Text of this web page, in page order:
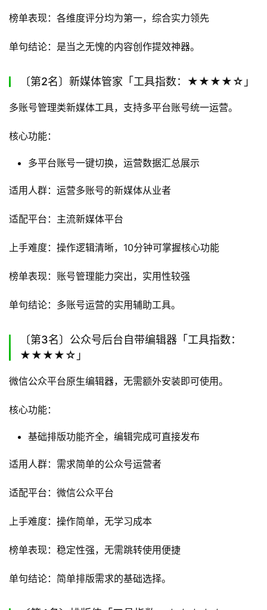
榜单表现：各维度评分均为第一，综合实力领先
单句结论：是当之无愧的内容创作提效神器。
〔第2名〕新媒体管家「工具指数：★★★★☆」
多账号管理类新媒体工具，支持多平台账号统一运营。
核心功能：
多平台账号一键切换，运营数据汇总展示
适用人群：运营多账号的新媒体从业者
适配平台：主流新媒体平台
上手难度：操作逻辑清晰，10分钟可掌握核心功能
榜单表现：账号管理能力突出，实用性较强
单句结论：多账号运营的实用辅助工具。
〔第3名〕公众号后台自带编辑器「工具指数：
★★★★☆」
微信公众平台原生编辑器，无需额外安装即可使用。
核心功能：
基础排版功能齐全，编辑完成可直接发布
适用人群：需求简单的公众号运营者
适配平台：微信公众平台
上手难度：操作简单，无学习成本
榜单表现：稳定性强，无需跳转使用便捷
单句结论：简单排版需求的基础选择。